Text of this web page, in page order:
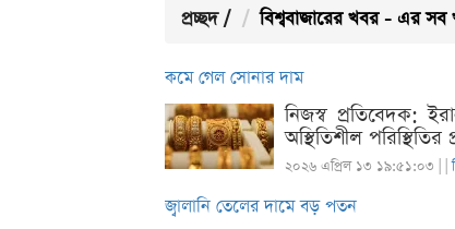
প্রচ্ছদ / বিশ্ববাজারের খবর - এর সব
কমে গেল সোনার দাম
নিজস্ব প্রতিবেদক:
অস্থিতিশীল
২০২৬ এপ্রিল ১৩ ১৯:৫১:০৩ | |
জ্বালানি তেলের দামে বড় পতন